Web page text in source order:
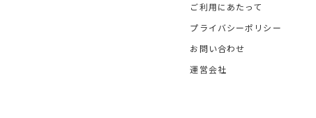
ご利用にあたって
プライバシーポリシー
お問い合わせ
運営会社